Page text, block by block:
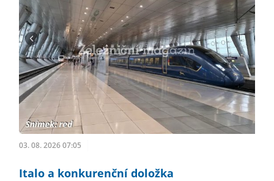
03. 08. 2026 07:05
Italo a konkurenční doložka